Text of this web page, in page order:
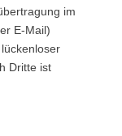
im
E-Mail)
Dritte ist